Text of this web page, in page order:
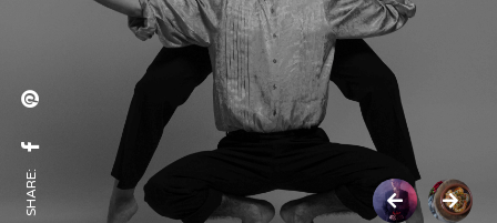
SHARE: